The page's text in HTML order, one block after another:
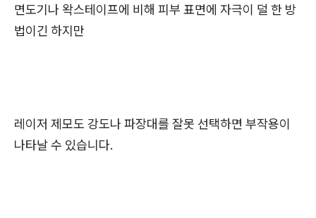
면도기나 왁스테이프에 비해 피부 표면에 자극이 덜 한 방
법이긴 하지만
레이저 제모도 강도나 파장대를 잘못 선택하면 부작용이
나타날 수 있습니다.